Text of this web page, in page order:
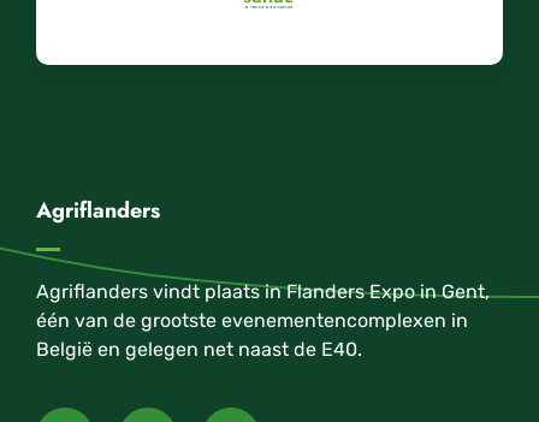
Agriflanders
Agriflanders vindt plaats in Flanders Expo in Gent,
één van de grootste evenementencomplexen in
België en gelegen net naast de E40.